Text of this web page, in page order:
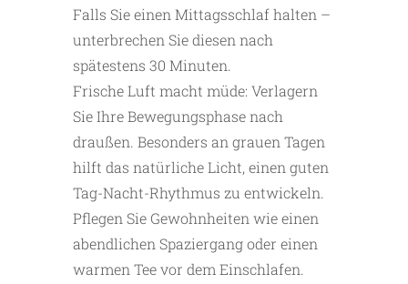
Falls Sie einen Mittagsschlaf halten –
unterbrechen Sie diesen nach
spätestens 30 Minuten.
Frische Luft macht müde: Verlagern
Sie Ihre Bewegungsphase nach
draußen. Besonders an grauen Tagen
hilft das natürliche Licht, einen guten
Tag-Nacht-Rhythmus zu entwickeln.
Pflegen Sie Gewohnheiten wie einen
abendlichen Spaziergang oder einen
warmen Tee vor dem Einschlafen.